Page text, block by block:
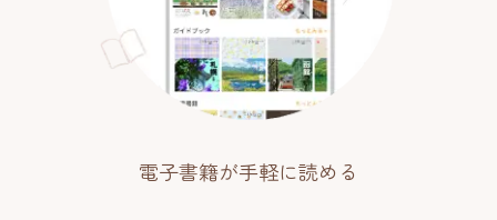
電子書籍が手軽に読める